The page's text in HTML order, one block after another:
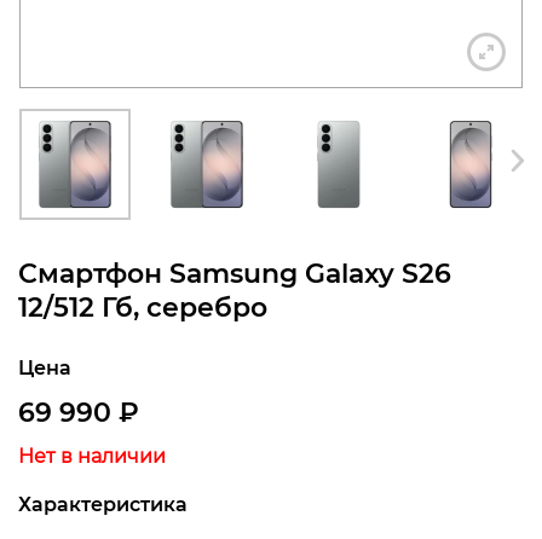
Смартфон Samsung Galaxy S26
12/512 Гб, серебро
Цена
69 990 ₽
Нет в наличии
Характеристика
+7 812 318-40-14
(c 10:00 до 21:00, без
выходных)